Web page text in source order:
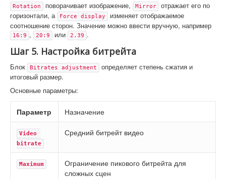
Rotation поворачивает изображение, Mirror
отражает его по
горизонтали, а
Force display
изменяет отображаемое
соотношение сторон. Значение можно ввести вручную, например
16:9 , 20:9 или 2.39 .
Шаг 5. Настройка битрейта
Блок Bitrates adjustment
определяет степень сжатия и
итоговый размер.
Основные параметры:
Параметр Назначение
Video
bitrate
Средний битрейт видео
Maximum
Ограничение пикового битрейта для
сложных сцен